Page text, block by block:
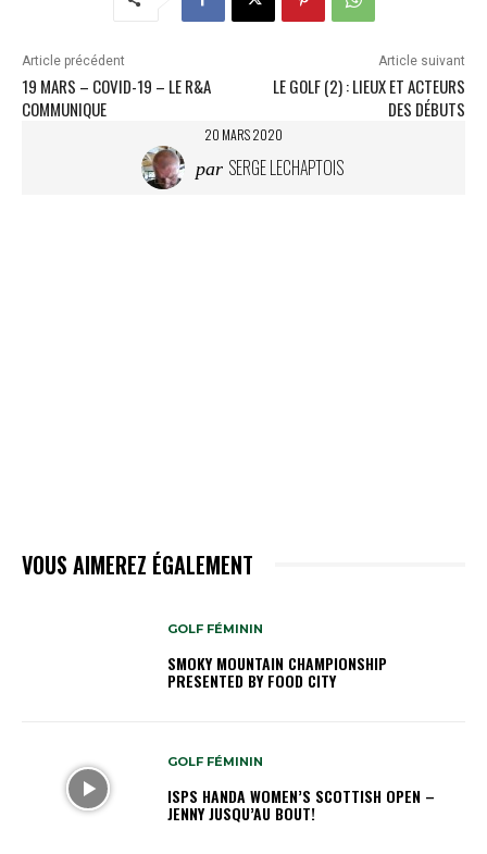
Article précédent
19 MARS – COVID-19 – LE R&A
COMMUNIQUE
Article suivant
LE GOLF (2) : LIEUX ET ACTEURS
DES DÉBUTS
20 MARS 2020
par SERGE LECHAPTOIS
VOUS AIMEREZ ÉGALEMENT
GOLF FÉMININ
SMOKY MOUNTAIN CHAMPIONSHIP
PRESENTED BY FOOD CITY
GOLF FÉMININ
ISPS HANDA WOMEN’S SCOTTISH OPEN –
JENNY JUSQU’AU BOUT!